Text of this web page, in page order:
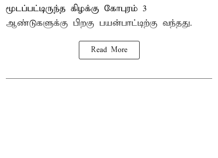
மூடப்பட்டிருந்த கிழக்கு கோபுரம் 3
ஆண்டுகளுக்கு பிறகு பயன்பாட்டிற்கு வந்தது.
Read More